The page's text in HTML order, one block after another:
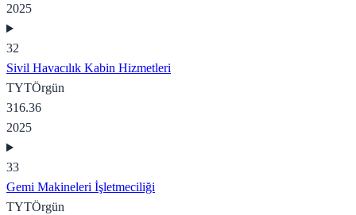
2025
32
Sivil Havacılık Kabin Hizmetleri
TYTÖrgün
316.36
2025
33
Gemi Makineleri İşletmeciliği
TYTÖrgün